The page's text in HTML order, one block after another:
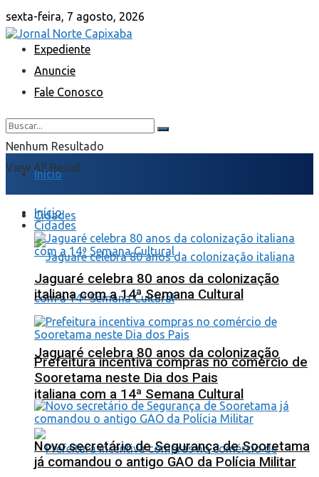
sexta-feira, 7 agosto, 2026
Expediente
Anuncie
Fale Conosco
Nenhum Resultado
View All Result
Início
Cidades
Jaguaré celebra 80 anos da colonização
italiana com a 14ª Semana Cultural
Início
Cidades
Jaguaré celebra 80 anos da colonização
italiana com a 14ª Semana Cultural
Prefeitura incentiva compras no comércio de
Sooretama neste Dia dos Pais
Novo secretário de Segurança de Sooretama
já comandou o antigo GAO da Polícia Militar